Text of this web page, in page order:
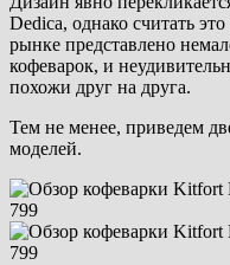
Dedica, однако считать
рынке представлено
кофеварок, и
похожи друг на друга.
Тем не менее, приведем
моделей.